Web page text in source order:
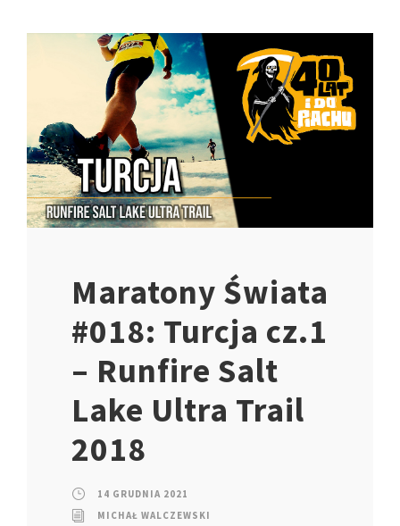
Maratony Świata
#018: Turcja cz.1
– Runfire Salt
Lake Ultra Trail
2018
14 GRUDNIA 2021
MICHAŁ WALCZEWSKI